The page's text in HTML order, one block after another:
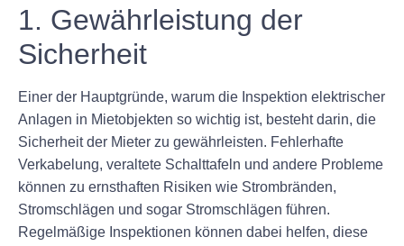
1. Gewährleistung der
Sicherheit
Einer der Hauptgründe, warum die Inspektion elektrischer
Anlagen in Mietobjekten so wichtig ist, besteht darin, die
Sicherheit der Mieter zu gewährleisten. Fehlerhafte
Verkabelung, veraltete Schalttafeln und andere Probleme
können zu ernsthaften Risiken wie Strombränden,
Stromschlägen und sogar Stromschlägen führen.
Regelmäßige Inspektionen können dabei helfen, diese